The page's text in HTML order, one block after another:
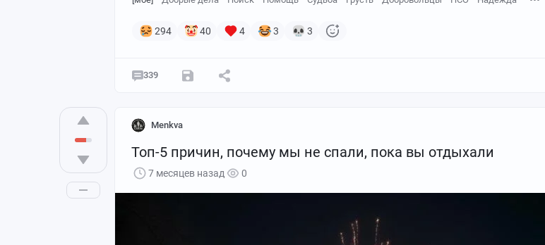
294 40 4 3 3
339
Menkva
Топ-5 причин, почему мы не спали, пока вы отдыхали
7 месяцев назад 0